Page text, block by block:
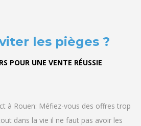
les pièges ?
POUR UNE VENTE RÉUSSIE
à Rouen: Méfiez-vous des offres trop
dans la vie il ne faut pas avoir les